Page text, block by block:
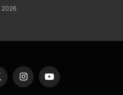
2026
InstagramYouTube